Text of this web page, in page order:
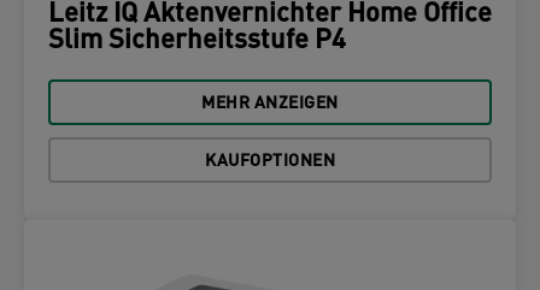
Leitz IQ Aktenvernichter Home Office
Slim Sicherheitsstufe P4
MEHR ANZEIGEN
KAUFOPTIONEN